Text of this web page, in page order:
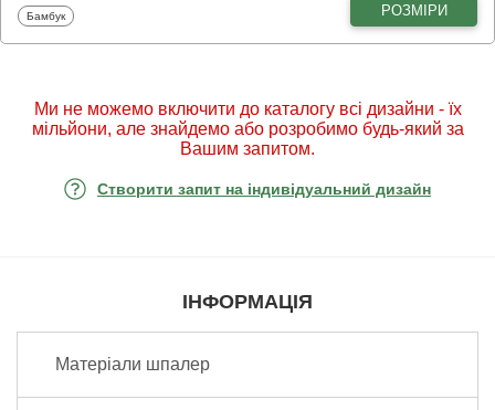
Фотошпалери
Бамбук РОЗМІРИ
Ми не можемо включити до каталогу всі дизайни - їх
мільйони, але знайдемо або розробимо будь-який за
Вашим запитом.
Створити запит на індивідуальний дизайн
ІНФОРМАЦІЯ
Матеріали шпалер